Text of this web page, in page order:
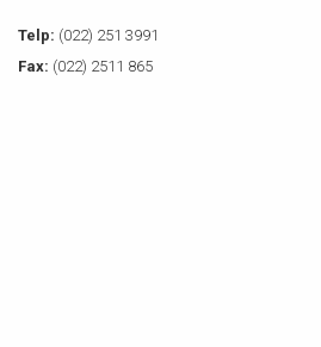
Telp: (022) 251 3991
Fax: (022) 2511 865